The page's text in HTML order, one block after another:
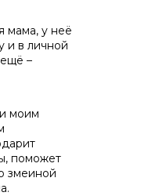
мама, у неё
и в личной
–
моим
поможет
змеиной